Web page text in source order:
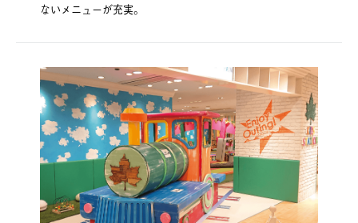
ないメニューが充実。